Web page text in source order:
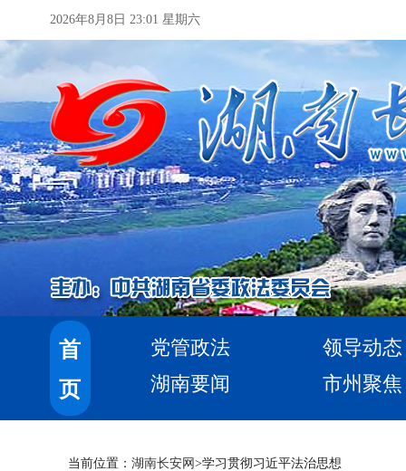
2026年8月8日 23:01 星期六
首
页
党管政法
领导动态
湖南要闻
市州聚焦
当前位置： 湖南长安网 >学习贯彻习近平法治思想